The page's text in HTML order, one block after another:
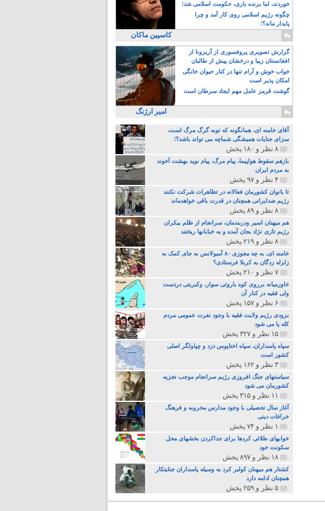
خوردند، اما برنده بازی، حکومت اسلامی شد!
چگونه رژیم اسلامی روی کار آمد و چرا
پایدار ماند؟!
کاسپین ماکان
گزارش تصویری پروفسوری از آریزونا از
افغانستان زیبا و درخشان پیش از طالبان
خواب خوش و آرام تنها در کنار حیوان خانگی
امکان پذیر است
گوشت قرمز عامل مهم ایجاد سرطان است
امیر ارژنگ
آقای خامنه ای، همانگونه که توبه گرگ مرگ است،
سزای جنایات همیشگی شماچه می تواند باشد؟!
۸ نظر و ۱۸۰ پخش
بازهم سقوط هواپیما، پیام مرگ، پیام نوید بهشت آخوند
به مردم ایران
۴ نظر و ۹۷ پخش
تا بانوان کشورمان فعالانه در تظاهرات شرکت نکنند
رژیم ضدایرانی همچنان در قدرت باقی خواهدماند
۸ نظر و ۸۹ پخش
هم میهنان اسیر ودربندمان، سرانجام از ظلم بیکران
رژیم تازی نژاد بجان آمده و به خبابانها ریختند
۸ نظر و ۲۱۹ پخش
خامنه ای، به چه مجوزی ۸۰ آمبولانس به جای کمک به
زلزله زدگان به کربلا فرستادی؟
۷ نظر و ۲۱۰ پخش
خاورمیانه برروی کوه باروتی سوار، وکبریتی دردست
ولی فقیه در کنار آن
۶ نظر و ۱۵۷ پخش
بزودی رژیم ولایت فقیه با وجود نفرت عمومی مردم
کله پا می شود
۱۵ نظر و ۳۲۷ پخش
سپاه پاسداران، سپاه اختاپوس دزد و چپاولگر اصلی
کشور است
۳ نظر و ۱۶۲ پخش
سیاستهای جنگ افروزی رژیم سرانجام موجب تجزیه
کشورمان می شود
۱۱ نظر و ۳۱۵ پخش
آغاز سال تحصیلی با وجود مدارس مخروبه و فرهنگ
خرافات دینی
۱ نظر و ۷۴ پخش
خوابهای طلائی کردها برای جداکردن بخشهای محل
سکونت خود
۱۸ نظر و ۸۹۷ پخش
کشتار هم میهنان کولبر کرد به وسیله پاسداران جنایتکار
همچنان ادامه دارد
۵ نظر و ۲۵۹ پخش